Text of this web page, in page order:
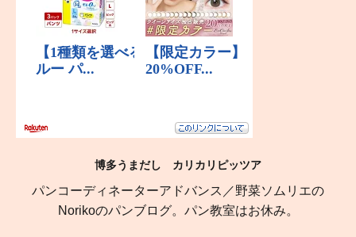
博多うまだし カリカリピッツア
パンコーディネーターアドバンス／野菜ソムリエの
Norikoのパンブログ。パン教室はお休み。